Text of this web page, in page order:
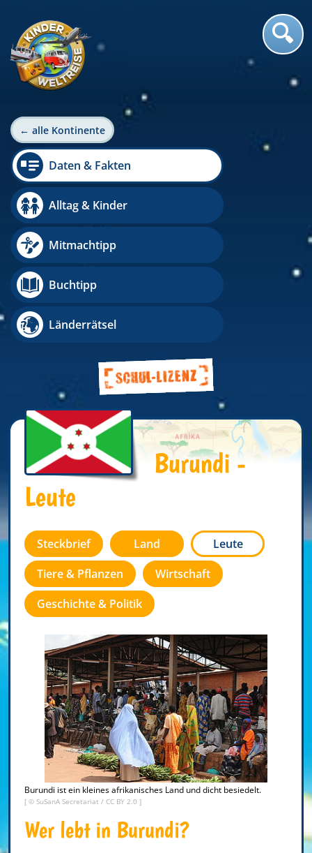
← alle Kontinente
Daten & Fakten
Alltag & Kinder
Mitmachtipp
Buchtipp
Länderrätsel
Burundi -
Leute
Steckbrief Land
Leute
Tiere & Pflanzen
Wirtschaft
Geschichte & Politik
Burundi ist ein kleines afrikanisches Land und dicht besiedelt.
[ © SuSanA Secretariat / CC BY 2.0 ]
Wer lebt in Burundi?